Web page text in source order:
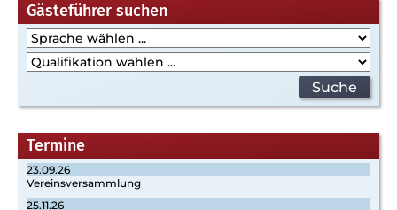
Gästeführer suchen
Termine
23.09.26
Vereinsversammlung
25.11.26